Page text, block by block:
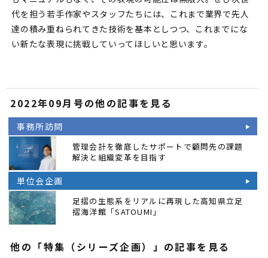
代を担う若手作家やスタッフたちには、これまで業界で先人
達の積み重ねられてきた技術を基本としつつ、これまでにな
い新たな表現に挑戦していってほしいと思います。
2022年09月号の他の記事を見る
事務所訪問
管理会計を徹底したサポートで顧問先の課題
解決と組織変革を目指す
単位会企画
足摺の生態系をリアルに再現した高知県立足
摺海洋館「SATOUMI」
他の「特集（シリーズ企画）」の記事を見る